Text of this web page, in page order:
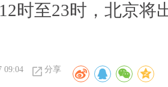
时至23时，北京将
09:04 分享